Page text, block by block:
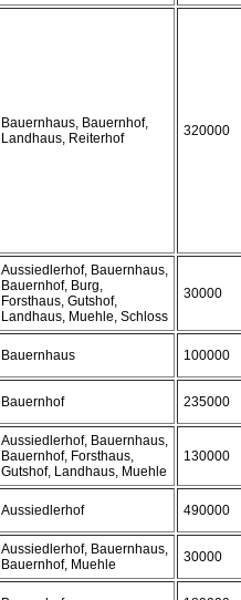
Bauernhaus, Bauernhof,
Landhaus, Reiterhof
320000
Aussiedlerhof, Bauernhaus,
Bauernhof, Burg,
Forsthaus, Gutshof,
Landhaus, Muehle, Schloss
30000
Bauernhaus 100000
Bauernhof 235000
Aussiedlerhof, Bauernhaus,
Bauernhof, Forsthaus,
Gutshof, Landhaus, Muehle
130000
Aussiedlerhof 490000
Aussiedlerhof, Bauernhaus,
Bauernhof, Muehle
30000